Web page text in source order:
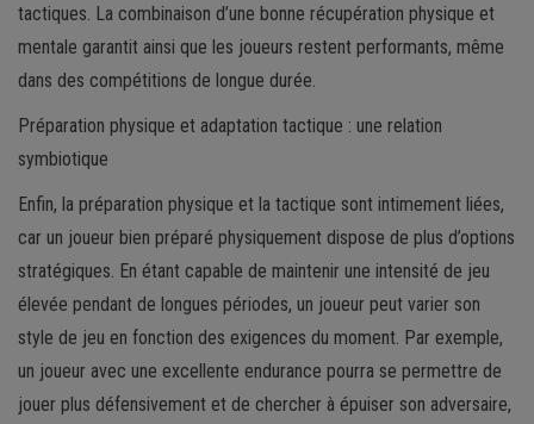
tactiques. La combinaison d’une bonne récupération physique et
mentale garantit ainsi que les joueurs restent performants, même
dans des compétitions de longue durée.
Préparation physique et adaptation tactique : une relation
symbiotique
Enfin, la préparation physique et la tactique sont intimement liées,
car un joueur bien préparé physiquement dispose de plus d’options
stratégiques. En étant capable de maintenir une intensité de jeu
élevée pendant de longues périodes, un joueur peut varier son
style de jeu en fonction des exigences du moment. Par exemple,
un joueur avec une excellente endurance pourra se permettre de
jouer plus défensivement et de chercher à épuiser son adversaire,